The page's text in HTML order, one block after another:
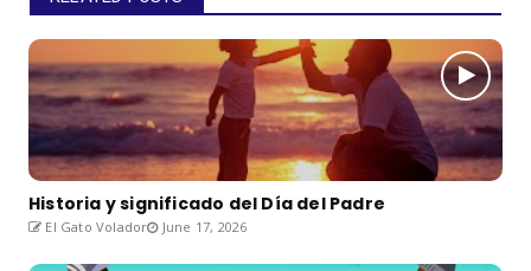
Historia y significado del Día del Padre
El Gato Volador June 17, 2026